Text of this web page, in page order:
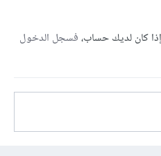
كان لديك حساب،فسجل الدخول